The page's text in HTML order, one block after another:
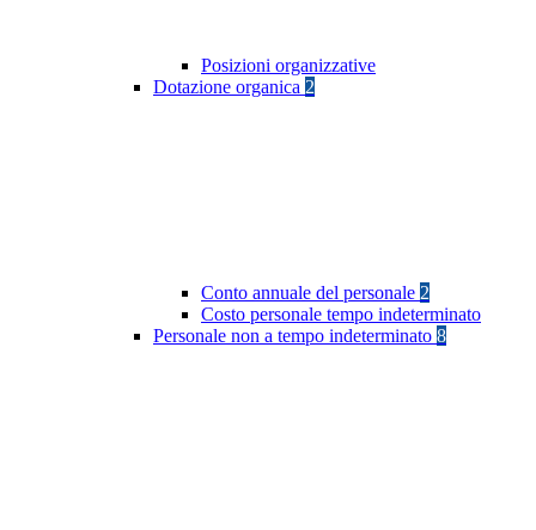
Posizioni organizzative
Dotazione organica 2
Conto annuale del personale 2
Costo personale tempo indeterminato
Personale non a tempo indeterminato 8